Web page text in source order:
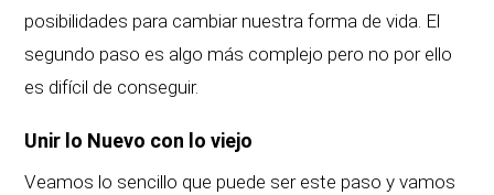
posibilidades para cambiar nuestra forma de vida. El
segundo paso es algo más complejo pero no por ello
es difícil de conseguir.
Unir lo Nuevo con lo viejo
Veamos lo sencillo que puede ser este paso y vamos